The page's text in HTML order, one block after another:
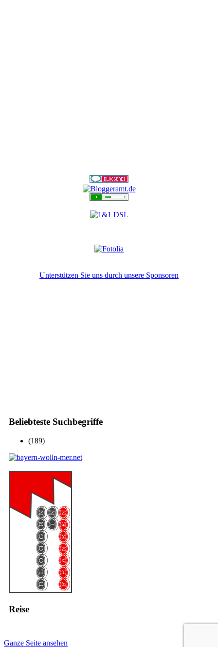
Unterstützen Sie uns durch unsere Sponsoren
Beliebteste Suchbegriffe
(189)
Reise
Ganze Seite ansehen